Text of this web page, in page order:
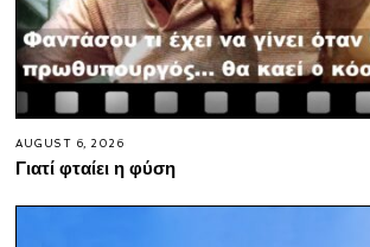
AUGUST 6, 2026
Γιατί φταίει η φύση